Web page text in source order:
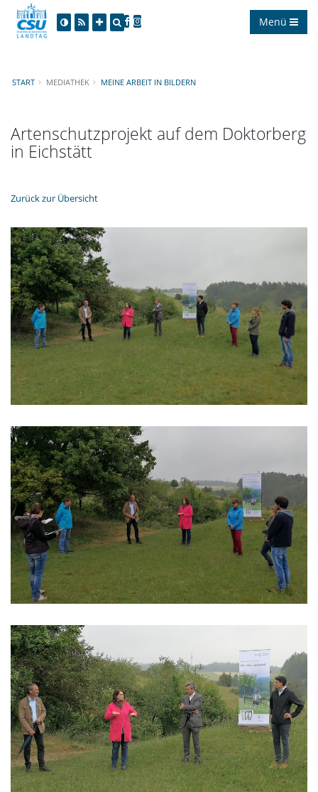
Menü
START MEDIATHEK MEINE ARBEIT IN BILDERN
Artenschutzprojekt auf dem Doktorberg
in Eichstätt
Zurück zur Übersicht